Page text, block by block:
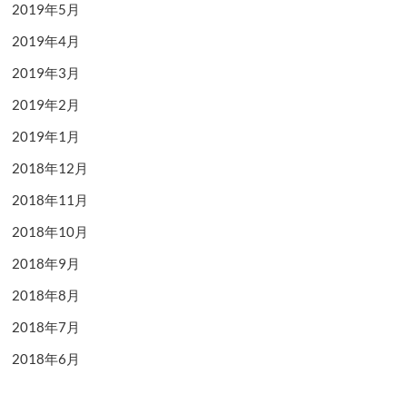
2019年5月
2019年4月
2019年3月
2019年2月
2019年1月
2018年12月
2018年11月
2018年10月
2018年9月
2018年8月
2018年7月
2018年6月